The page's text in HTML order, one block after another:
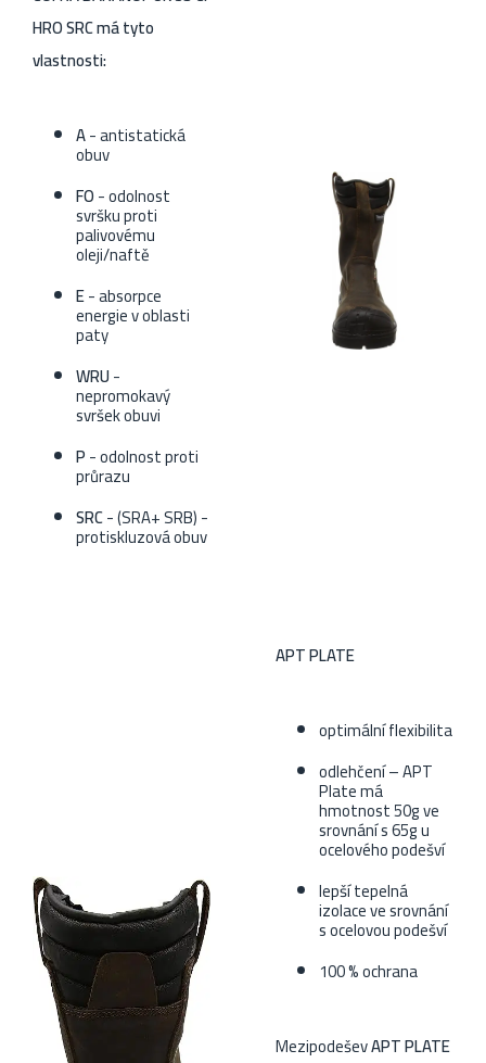
HRO SRC má tyto
vlastnosti:
A- antistatická
obuv
FO- odolnost
svršku proti
palivovému
oleji/naftě
E- absorpce
energie v oblasti
paty
WRU-
nepromokavý
svršek obuvi
P- odolnost proti
průrazu
SRC- (SRA+ SRB) -
protiskluzová obuv
APT PLATE
optimální flexibilita
odlehčení – APT
Plate má
hmotnost 50g ve
srovnání s 65g u
ocelového podešví
lepší tepelná
izolace ve srovnání
s ocelovou podešví
100 % ochrana
MezipodeševAPT PLATE